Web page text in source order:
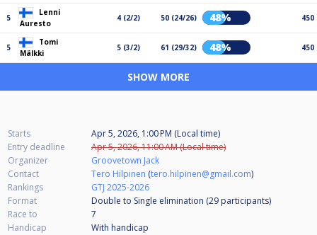
5
Lenni
Auresto
4 (2/2) 50 (24/26) 48% 450
5
Tomi
Mälkki
5 (3/2) 61 (29/32) 48% 450
SHOW MORE
Starts
Apr 5, 2026, 1:00 PM (Local time)
Entry deadline
Apr 5, 2026, 11:00 AM (Local time)
Organizer
Groovetown Jack
Contact
Tero Hilpinen (tero.hilpinen@gmail.com)
Rankings
GTJ 2025-2026
Format
Double to Single elimination (29 participants)
Race to
7
Handicap
With handicap